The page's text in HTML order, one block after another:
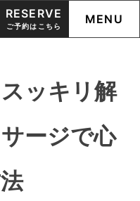
RESERVE
ご予約はこちら MENU
ッキリ解
ージで心